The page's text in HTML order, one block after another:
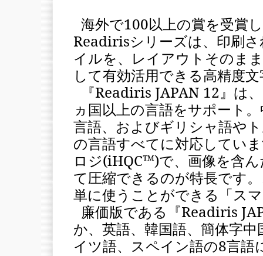
海外で100以上の賞を受賞
Readirisシリーズは、印刷
イルを、レイアウトそのま
して有効活用できる高精度
『Readiris JAPAN 12』は
ヵ国以上の言語をサポート
言語、およびギリシャ語や
の言語すべてに対応してい
ロジ(iHQC™)で、画像を含
て圧縮できるのが特長です
単に使うことができる「ス
廉価版である『Readiris
か、英語、韓国語、簡体字
イツ語、スペイン語の8言語